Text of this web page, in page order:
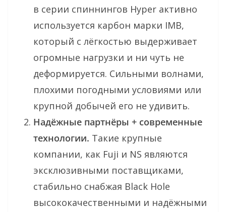
в серии спиннингов Hyper активно
используется карбон марки IMB,
который с лёгкостью выдерживает
огромные нагрузки и ни чуть не
деформируется. Сильными волнами,
плохими погодными условиями или
крупной добычей его не удивить.
Надёжные партнёры + современные
технологии. Такие крупные
компании, как Fuji и NS являются
эксклюзивными поставщиками,
стабильно снабжая Black Hole
высококачественными и надёжными